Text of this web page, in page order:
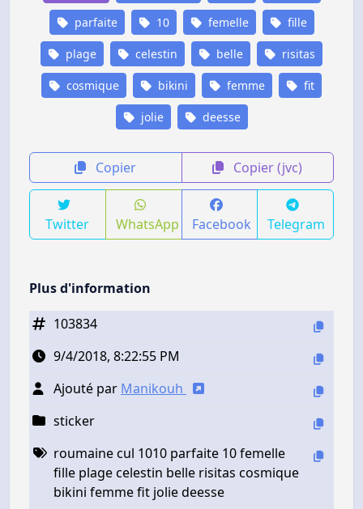
parfaite 10 femelle fille
plage celestin belle risitas
cosmique bikini femme fit
jolie deesse
Copier Copier (jvc)
Twitter WhatsApp Facebook Telegram
Plus d'information
103834
9/4/2018, 8:22:55 PM
Ajouté par Manikouh
sticker
roumaine cul 1010 parfaite 10 femelle
fille plage celestin belle risitas cosmique
bikini femme fit jolie deesse